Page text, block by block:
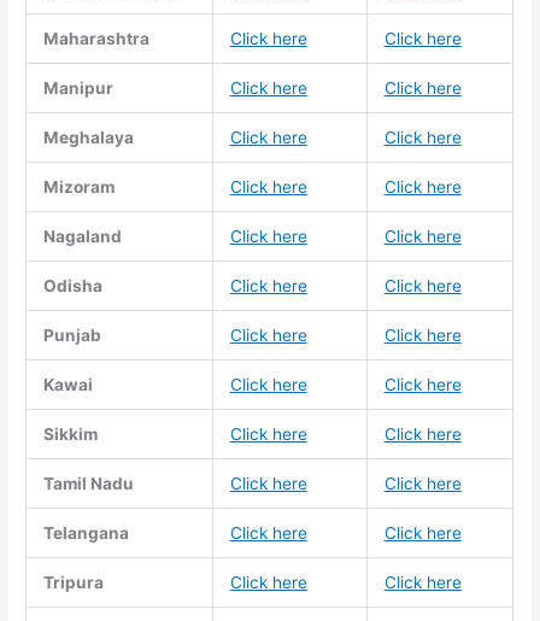
Maharashtra Click here Click here
Manipur Click here Click here
Meghalaya Click here Click here
Mizoram Click here Click here
Nagaland Click here Click here
Odisha Click here Click here
Punjab Click here Click here
Kawai Click here Click here
Sikkim Click here Click here
Tamil Nadu Click here Click here
Telangana Click here Click here
Tripura Click here Click here